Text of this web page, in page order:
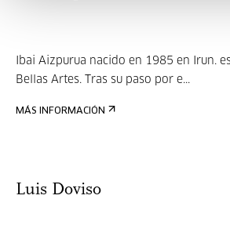
Ibai Aizpurua nacido en 1985 en Irun.
Bellas Artes. Tras su paso por e...
MÁS INFORMACIÓN
Luis Doviso